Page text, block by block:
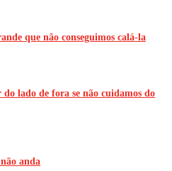
que não conseguimos calá-la
lado de fora se não cuidamos do
anda